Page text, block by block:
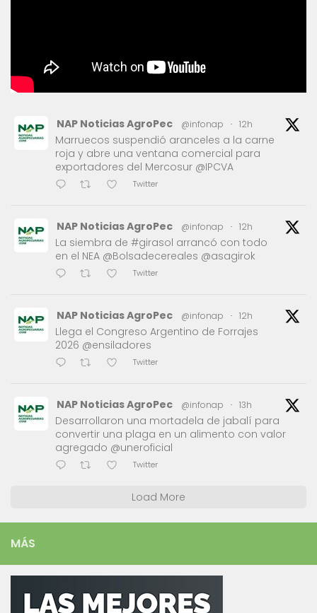
NAP Noticias AgroPec @infonap · 12h
Marruecos suspendió aranceles a la carne
roja y abre una ventana comercial para
exportadores del Mercosur @IPCVA
Twitter
NAP Noticias AgroPec @infonap · 12h
La siembra de #girasol arrancó con todo
en el NEA @Bolsadecereales @asagirok
Twitter
NAP Noticias AgroPec @infonap · 12h
Llega el Congreso Argentino de Forrajes
2026 @ensiladores
Twitter
NAP Noticias AgroPec @infonap · 13h
Desarrollaron una mortadela de jabalí para
convertir una plaga en un alimento con valor
agregado @uneroficial
Twitter
Load More
MÁS